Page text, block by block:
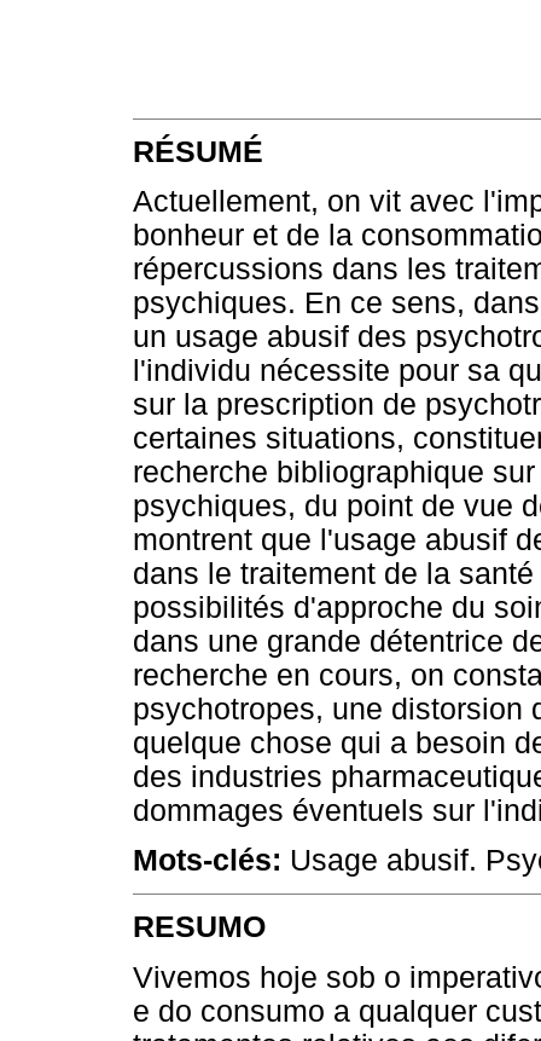
RÉSUMÉ
Actuellement, on vit avec
bonheur et de la
répercussions dans les
psychiques. En ce sens,
un usage abusif des
l'individu nécessite pour sa
sur la prescription de
certaines situations,
recherche bibliographique
psychiques, du point de vue
montrent que l'usage abusif
dans le traitement de la
possibilités d'approche du
dans une grande détentrice
recherche en cours, on
psychotropes, une distorsion
quelque chose qui a besoin
des industries
dommages éventuels sur
Mots-clés: Usage abusif.
RESUMO
Vivemos hoje sob o
e do consumo a qualquer